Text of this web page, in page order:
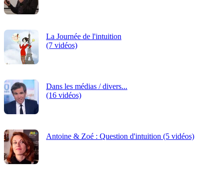
La Journée de l'intuition
(7 vidéos)
Dans les médias / divers...
(16 vidéos)
Antoine & Zoé : Question d'intuition (5 vidéos)